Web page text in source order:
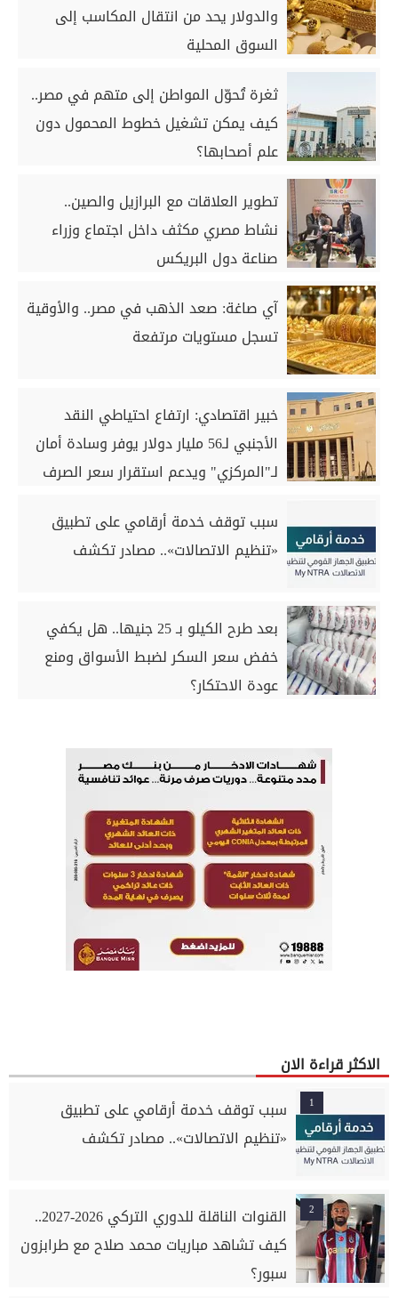
والدولار يحد من انتقال المكاسب إلى
السوق المحلية
ثغرة تُحوّل المواطن إلى متهم في مصر..
كيف يمكن تشغيل خطوط المحمول دون
علم أصحابها؟
تطوير العلاقات مع البرازيل والصين..
نشاط مصري مكثف داخل اجتماع وزراء
صناعة دول البريكس
آي صاغة: صعد الذهب في مصر.. والأوقية
تسجل مستويات مرتفعة
خبير اقتصادي: ارتفاع احتياطي النقد
الأجنبي لـ56 مليار دولار يوفر وسادة أمان
لـ"المركزي" ويدعم استقرار سعر الصرف
سبب توقف خدمة أرقامي على تطبيق
«تنظيم الاتصالات».. مصادر تكشف
بعد طرح الكيلو بـ 25 جنيها.. هل يكفي
خفض سعر السكر لضبط الأسواق ومنع
عودة الاحتكار؟
الاكثر قراءة الان
1
سبب توقف خدمة أرقامي على تطبيق
«تنظيم الاتصالات».. مصادر تكشف
2
القنوات الناقلة للدوري التركي 2026-2027..
كيف تشاهد مباريات محمد صلاح مع طرابزون
سبور؟